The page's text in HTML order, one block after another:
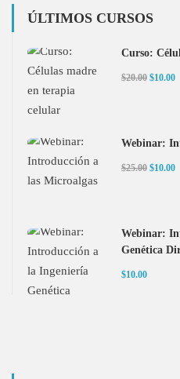
ÚLTIMOS CURSOS
Curso:
$20.00 $10.00
Webinar:
$25.00 $10.00
Webinar:
Genética
$10.00